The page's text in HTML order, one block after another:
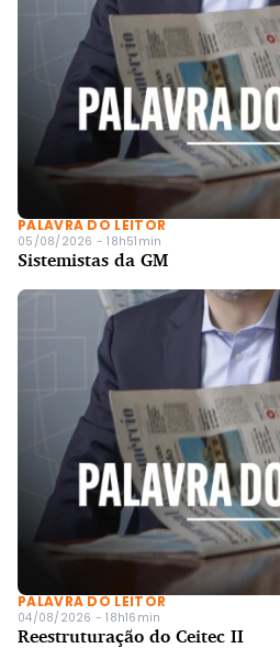
PALAVRA DO LEITOR
05/08/2026 - 18h51min
Sistemistas da GM
PALAVRA DO LEITOR
04/08/2026 - 18h16min
Reestruturação do Ceitec II